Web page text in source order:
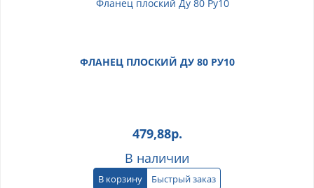
ФЛАНЕЦ ПЛОСКИЙ ДУ 80 РУ10
479,88р.
В наличии
В корзину Быстрый заказ